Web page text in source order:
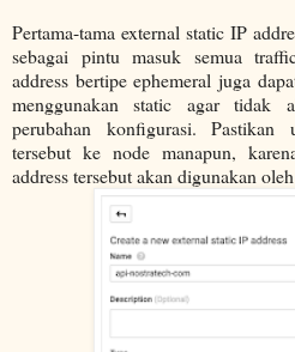
Pertama-tama external static IP
sebagai pintu masuk semua
address bertipe ephemeral juga
menggunakan static agar tidak
perubahan konfigurasi.
tersebut ke node manapun,
address tersebut akan digunakan